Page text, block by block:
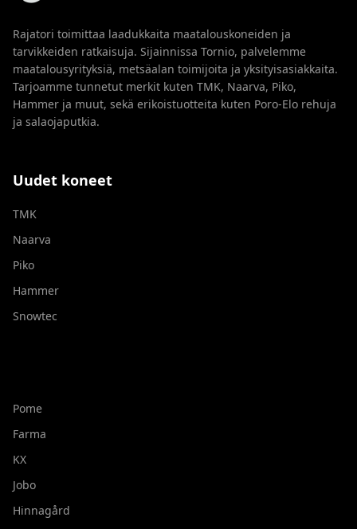
Rajatori toimittaa laadukkaita maatalouskoneiden ja
tarvikkeiden ratkaisuja. Sijainnissa Tornio, palvelemme
maatalousyrityksiä, metsäalan toimijoita ja yksityisasiakkaita.
Tarjoamme tunnetut merkit kuten TMK, Naarva, Piko,
Hammer ja muut, sekä erikoistuotteita kuten Poro-Elo rehuja
ja salaojaputkia.
Uudet koneet
TMK
Naarva
Piko
Hammer
Snowtec
Pome
Farma
KX
Jobo
Hinnagård